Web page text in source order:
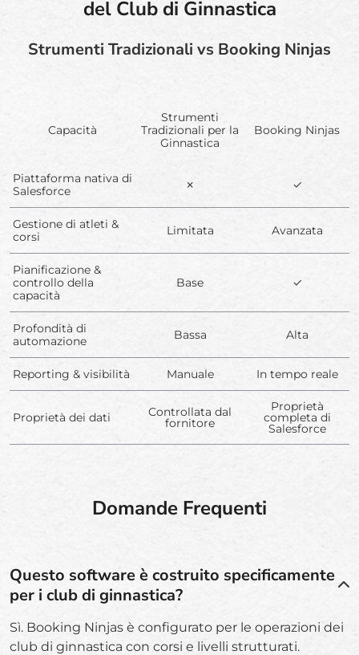
del Club di Ginnastica
Strumenti Tradizionali vs Booking Ninjas
Capacità
Strumenti
Tradizionali per la
Ginnastica
Booking Ninjas
Piattaforma nativa di
Salesforce
✗ ✓
Gestione di atleti &
corsi
Limitata Avanzata
Pianificazione &
controllo della
capacità
Base ✓
Profondità di
automazione
Bassa Alta
Reporting & visibilità Manuale In tempo reale
Proprietà dei dati Controllata dal
fornitore
Proprietà
completa di
Salesforce
Domande Frequenti
Questo software è costruito specificamente
per i club di ginnastica?
Sì. Booking Ninjas è configurato per le operazioni dei
club di ginnastica con corsi e livelli strutturati.